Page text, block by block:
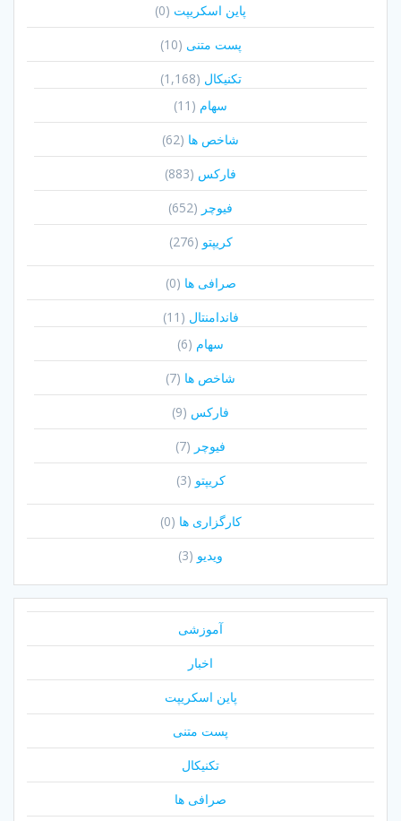
پاین اسکریپت (0)
پست متنی (10)
تکنیکال (1,168)
سهام (11)
شاخص ها (62)
فارکس (883)
فیوچر (652)
کریپتو (276)
صرافی ها (0)
فاندامنتال (11)
سهام (6)
شاخص ها (7)
فارکس (9)
فیوچر (7)
کریپتو (3)
کارگزاری ها (0)
ویدیو (3)
آموزشی
اخبار
پاین اسکریپت
پست متنی
تکنیکال
صرافی ها